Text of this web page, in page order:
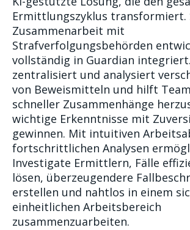
Ermittlungszyklus transformiert.
Zusammenarbeit mit
Strafverfolgungsbehörden
vollständig in Guardian
zentralisiert und analysiert
von Beweismitteln und hilft
schneller Zusammenhänge
wichtige Erkenntnisse mit
gewinnen. Mit intuitiven
fortschrittlichen Analysen
Investigate Ermittlern, Fälle
lösen, überzeugendere
erstellen und nahtlos in einem
einheitlichen Arbeitsbereich
zusammenzuarbeiten.